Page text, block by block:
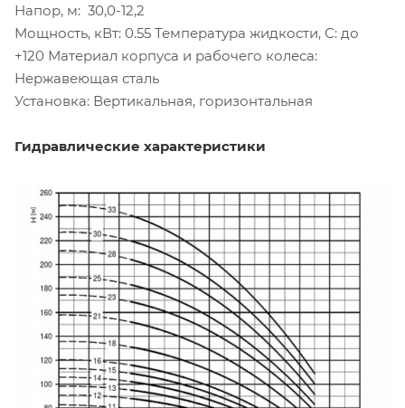
Напор, м: 30,0-12,2
Мощность, кВт: 0.55 Температура жидкости, С: до
+120 Материал корпуса и рабочего колеса:
Нержавеющая сталь
Установка: Вертикальная, горизонтальная
Гидравлические характеристики